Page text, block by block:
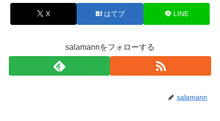
X はてブ LINE
salamannをフォローする
salamann